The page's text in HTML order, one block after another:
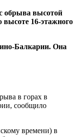
обрыва высотой
высоте 16-этажного
в горах в
сообщило
времени) в